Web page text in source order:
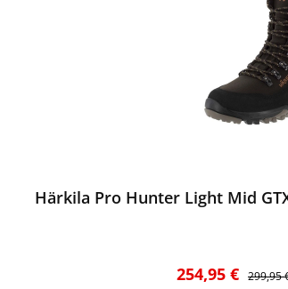
Härkila Pro Hunter Light Mid
Verkaufspreis:
254,95 € 299,95